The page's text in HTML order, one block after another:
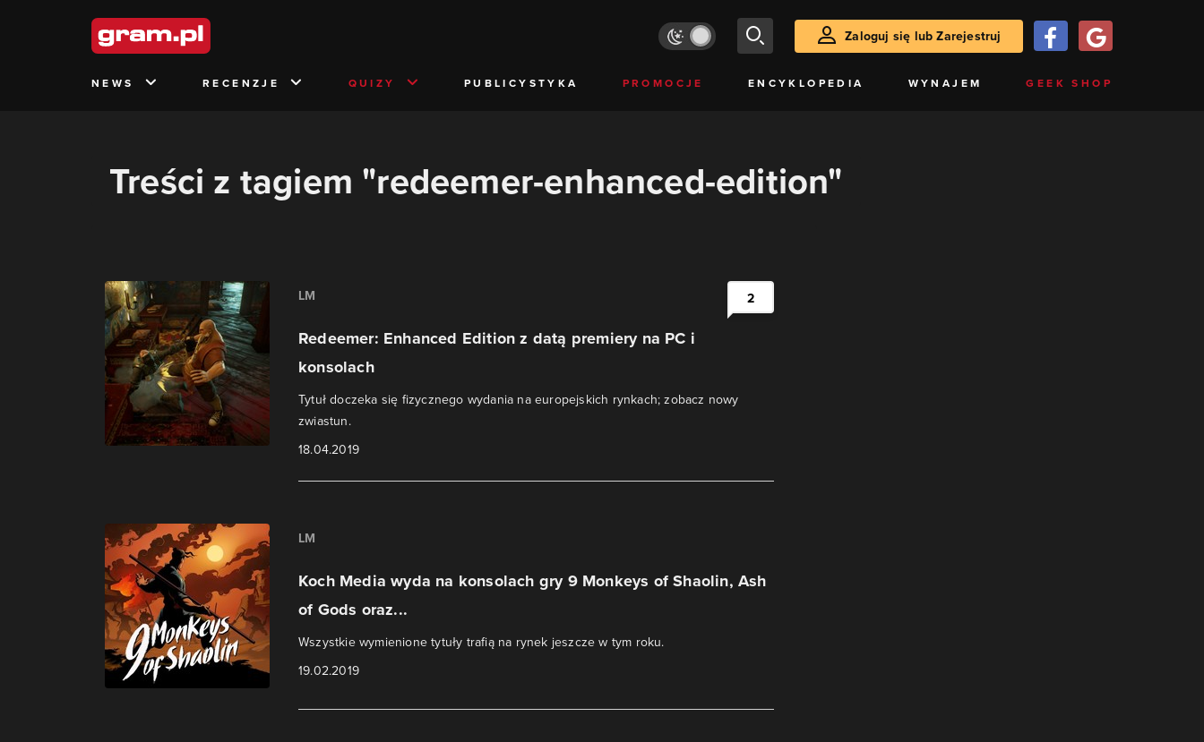
Zaloguj się lub Zarejestruj
NEWS RECENZJE QUIZY PUBLICYSTYKA PROMOCJE ENCYKLOPEDIA WYNAJEM GEEK SHOP
Treści z tagiem "redeemer-enhanced-edition"
LM
Redeemer: Enhanced Edition z datą premiery na PC i
konsolach
Tytuł doczeka się fizycznego wydania na europejskich rynkach; zobacz nowy
zwiastun.
18.04.2019
2
LM
Koch Media wyda na konsolach gry 9 Monkeys of Shaolin, Ash
of Gods oraz...
Wszystkie wymienione tytuły trafią na rynek jeszcze w tym roku.
19.02.2019